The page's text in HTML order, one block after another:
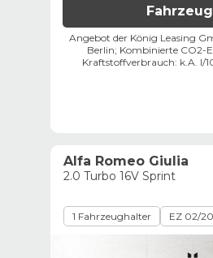
Angebot der König Leasing
Berlin; Kombinierte CO2-
Kraftstoffverbrauch: k.A. l/
Alfa Romeo Giulia
2.0 Turbo 16V Sprint
1 Fahrzeughalter EZ 02/